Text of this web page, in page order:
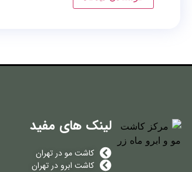
لینک های مفید
کاشت مو در تهران
کاشت ابرو در تهران